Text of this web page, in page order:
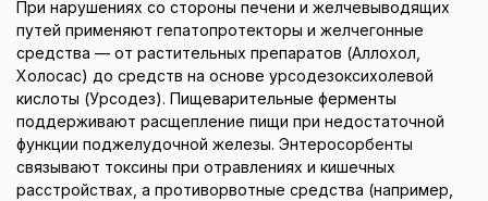
При нарушениях со стороны печени и желчевыводящих
путей применяют гепатопротекторы и желчегонные
средства — от растительных препаратов (Аллохол,
Холосас) до средств на основе урсодезоксихолевой
кислоты (Урсодез). Пищеварительные ферменты
поддерживают расщепление пищи при недостаточной
функции поджелудочной железы. Энтеросорбенты
связывают токсины при отравлениях и кишечных
расстройствах, а противорвотные средства (например,